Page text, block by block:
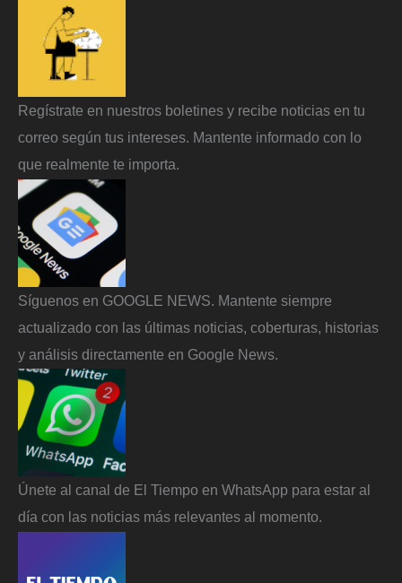
Regístrate en nuestros boletines y recibe noticias en tu
correo según tus intereses. Mantente informado con lo
que realmente te importa.
Síguenos en GOOGLE NEWS. Mantente siempre
actualizado con las últimas noticias, coberturas, historias
y análisis directamente en Google News.
Únete al canal de El Tiempo en WhatsApp para estar al
día con las noticias más relevantes al momento.